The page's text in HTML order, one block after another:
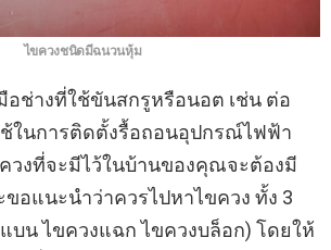
ไขควงชนิดมีฉนวนหุ้ม
อช่างที่ใช้ขันสกรูหรือนอต เช่น ต่อ
ในการติดตั้งรื้อถอนอุปกรณ์ไฟฟ้า
วงที่จะมีไว้ในบ้านของคุณจะต้องมี
อแนะนําว่าควรไปหาไขควง ทั้ง 3
บน ไขควงแฉก ไขควงบล็อก) โดยให้